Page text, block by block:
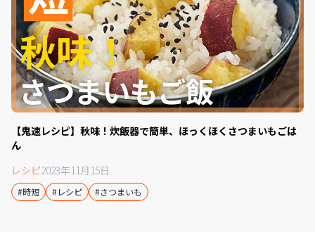
【鬼速レシピ】秋味！炊飯器で簡単、ほっくほくさつまいもごは
ん
レシピ2023年11月15日
#時短 #レシピ #さつまいも